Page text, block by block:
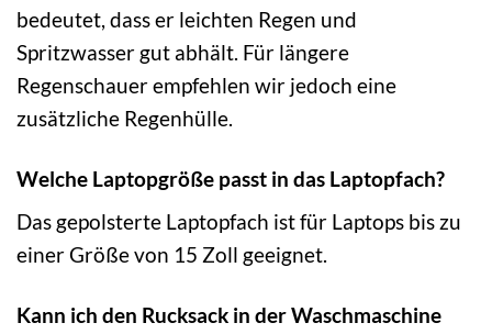
bedeutet, dass er leichten Regen und
Spritzwasser gut abhält. Für längere
Regenschauer empfehlen wir jedoch eine
zusätzliche Regenhülle.
Welche Laptopgröße passt in das Laptopfach?
Das gepolsterte Laptopfach ist für Laptops bis zu
einer Größe von 15 Zoll geeignet.
Kann ich den Rucksack in der Waschmaschine